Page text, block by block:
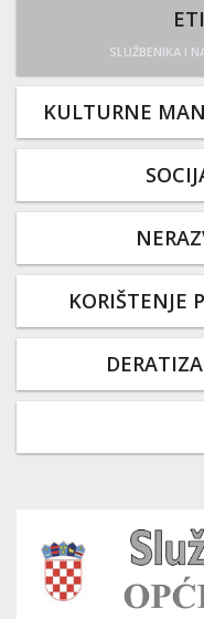
SLUŽBENIKA I
KULTURNE
KORIŠTENJE